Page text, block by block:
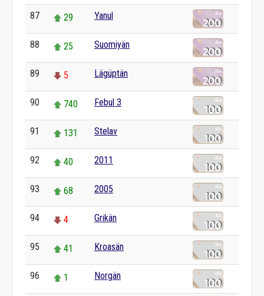
87 29 Yanul
88 25 Suomiyän
89 5 Lägüptän
90 740 Febul 3
91 131 Stelav
92 40 2011
93 68 2005
94 4 Grikän
95 41 Kroasän
96 1 Norgän